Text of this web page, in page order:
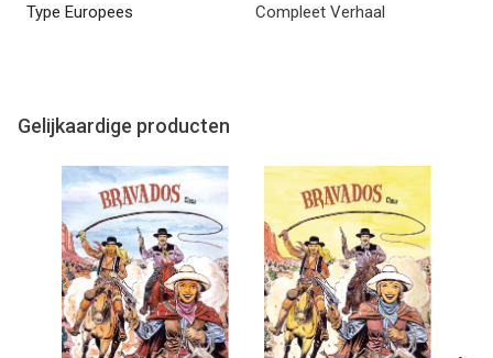
Type Europees
Compleet Verhaal
Gelijkaardige producten